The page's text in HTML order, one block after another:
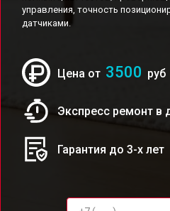
управления, точность
датчиками.
Цена от 3500 руб
Экспресс ремонт в
Гарантия до 3-х лет